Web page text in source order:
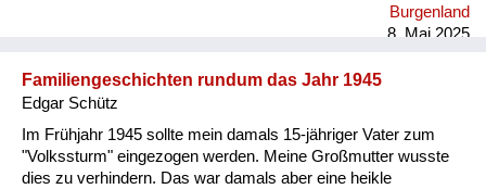
Burgenland
8. Mai 2025
Familiengeschichten rundum das Jahr 1945
Edgar Schütz
Im Frühjahr 1945 sollte mein damals 15-jähriger Vater zum
"Volkssturm" eingezogen werden. Meine Großmutter wusste
dies zu verhindern. Das war damals aber eine heikle